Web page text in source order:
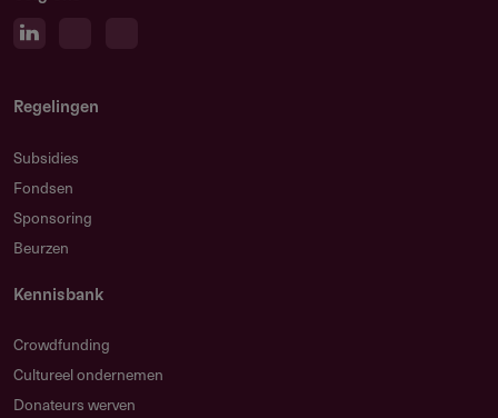
Regelingen
Subsidies
Fondsen
Sponsoring
Beurzen
Kennisbank
Crowdfunding
Cultureel ondernemen
Donateurs werven